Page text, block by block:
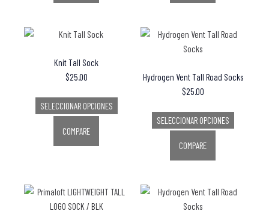
Knit Tall Sock
$25.00
SELECCIONAR OPCIONES
COMPARE
Hydrogen Vent Tall Road Socks
$25.00
SELECCIONAR OPCIONES
COMPARE